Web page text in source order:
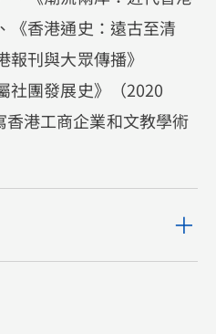
《香港通史：遠古至清
刊與大眾傳播》
社團發展史》（2020
港工商企業和文教學術